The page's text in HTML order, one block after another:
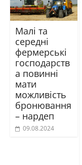
Малі та
середні
фермерські
господарств
а повинні
мати
можливість
бронювання
– нардеп
09.08.2024